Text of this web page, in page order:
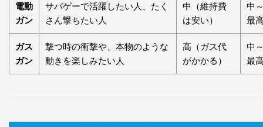
電動
ガン
サバゲーで活躍したい人、たく
さん撃ちたい人
中（維持費
は安い）
中
最
ガス
ガン
撃つ時の衝撃や、本物のような
動きを楽しみたい人
高（ガス代
がかかる）
中
最